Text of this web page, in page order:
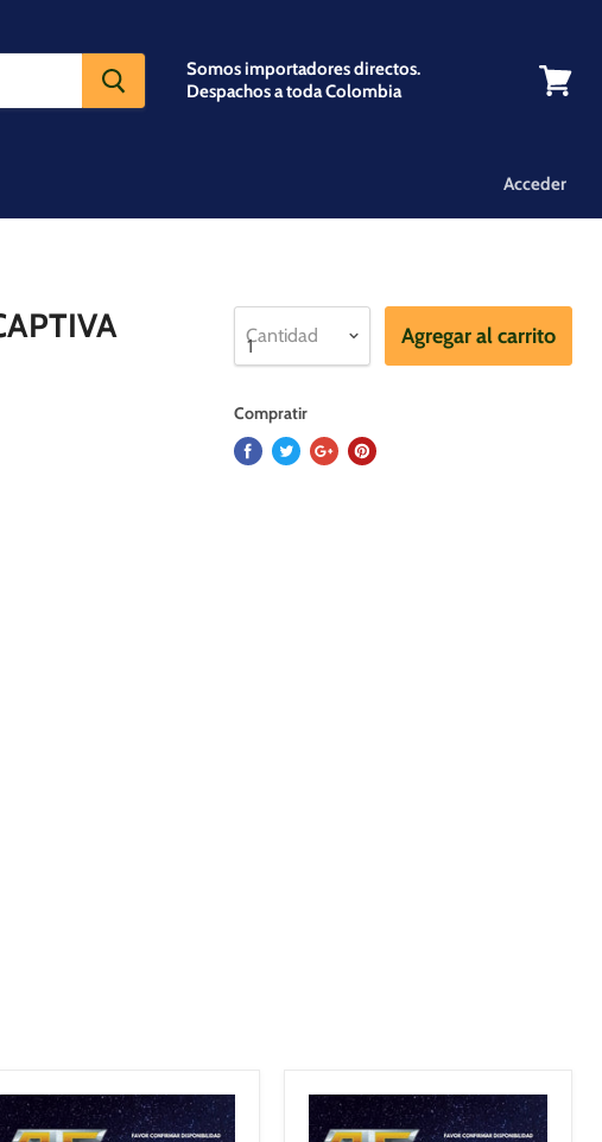
Somos importadores directos.
Despachos a toda Colombia
Acceder
Cantidad Agregar al carrito
Compratir